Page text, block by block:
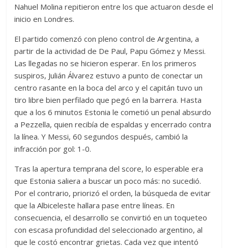
Nahuel Molina repitieron entre los que actuaron desde el
inicio en Londres.
El partido comenzó con pleno control de Argentina, a
partir de la actividad de De Paul, Papu Gómez y Messi.
Las llegadas no se hicieron esperar. En los primeros
suspiros, Julián Álvarez estuvo a punto de conectar un
centro rasante en la boca del arco y el capitán tuvo un
tiro libre bien perfilado que pegó en la barrera. Hasta
que a los 6 minutos Estonia le cometió un penal absurdo
a Pezzella, quien recibía de espaldas y encerrado contra
la línea. Y Messi, 60 segundos después, cambió la
infracción por gol: 1-0.
Tras la apertura temprana del score, lo esperable era
que Estonia saliera a buscar un poco más: no sucedió.
Por el contrario, priorizó el orden, la búsqueda de evitar
que la Albiceleste hallara pase entre líneas. En
consecuencia, el desarrollo se convirtió en un toqueteo
con escasa profundidad del seleccionado argentino, al
que le costó encontrar grietas. Cada vez que intentó